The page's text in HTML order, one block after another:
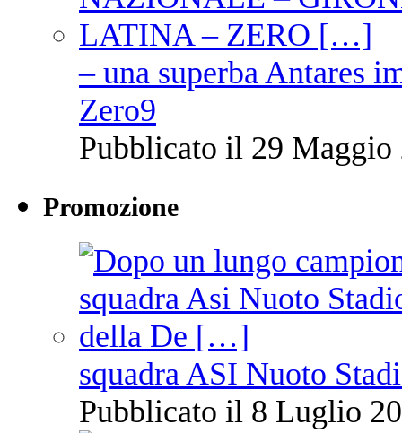
– una superba Antares
Zero9
Pubblicato il 29 Maggio
Promozione
squadra ASI Nuoto
Pubblicato il 8 Luglio